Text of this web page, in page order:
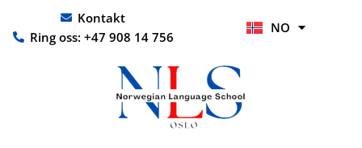
rett
Kontakt
Ring oss: +47 908 14 756
NO
HI